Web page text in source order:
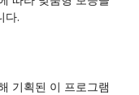
다.
기획된 이 프로그램